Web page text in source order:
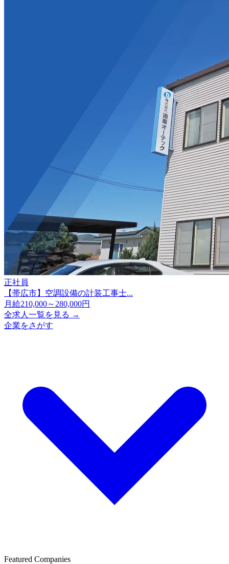
正社員
【帯広市】空調設備の計装工事士...
月給210,000～280,000円
全求人一覧を見る →
企業をさがす
Featured Companies